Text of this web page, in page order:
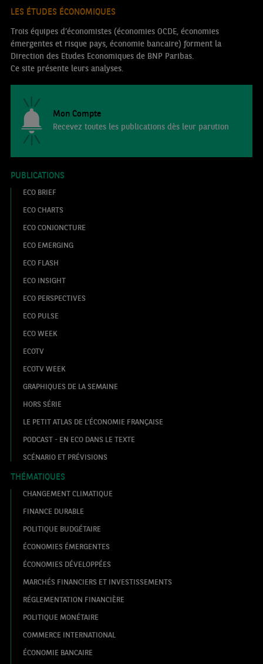
LES ÉTUDES ÉCONOMIQUES
Trois équipes d’économistes (économies OCDE, économies
émergentes et risque pays, économie bancaire) forment la
Direction des Etudes Economiques de BNP Paribas.
Ce site présente leurs analyses.
Mon Compte
Recevez toutes les publications dès leur parution
PUBLICATIONS
ECO BRIEF
ECO CHARTS
ECO CONJONCTURE
ECO EMERGING
ECO FLASH
ECO INSIGHT
ECO PERSPECTIVES
ECO PULSE
ECO WEEK
ECOTV
ECOTV WEEK
GRAPHIQUES DE LA SEMAINE
HORS SÉRIE
LE PETIT ATLAS DE L’ÉCONOMIE FRANÇAISE
PODCAST - EN ECO DANS LE TEXTE
SCÉNARIO ET PRÉVISIONS
THÉMATIQUES
CHANGEMENT CLIMATIQUE
FINANCE DURABLE
POLITIQUE BUDGÉTAIRE
ÉCONOMIES ÉMERGENTES
ÉCONOMIES DÉVELOPPÉES
MARCHÉS FINANCIERS ET INVESTISSEMENTS
RÉGLEMENTATION FINANCIÈRE
POLITIQUE MONÉTAIRE
COMMERCE INTERNATIONAL
ÉCONOMIE BANCAIRE